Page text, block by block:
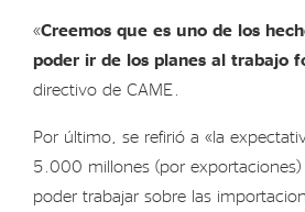
«Creemos que es uno de los
poder ir de los planes al trabajo
directivo de CAME.
Por último, se refirió a «la
5.000 millones (por exportaciones)
poder trabajar sobre las